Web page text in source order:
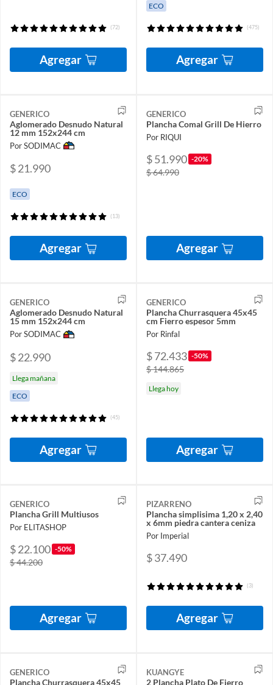
(72)
Agregar
ECO
(475)
Agregar
GENERICO
Aglomerado Desnudo Natural
12 mm 152x244 cm
Por SODIMAC
$ 21.990
ECO
(13)
Agregar
GENERICO
Plancha Comal Grill De Hierro
Por RIQUI
$ 51.990 -20%
$ 64.990
Agregar
GENERICO
Aglomerado Desnudo Natural
15 mm 152x244 cm
Por SODIMAC
$ 22.990
Llega mañana
ECO
(45)
Agregar
GENERICO
Plancha Churrasquera 45x45
cm Fierro espesor 5mm
Por Rinfal
$ 72.433 -50%
$ 144.865
Llega hoy
Agregar
GENERICO
Plancha Grill Multiusos
Por ELITASHOP
$ 22.100 -50%
$ 44.200
Agregar
PIZARRENO
Plancha simplisima 1,20 x 2,40
x 6mm piedra cantera ceniza
Por Imperial
$ 37.490
(3)
Agregar
GENERICO
Plancha Churrasquera 45x45
KUANGYE
2 Plancha Plato De Fierro